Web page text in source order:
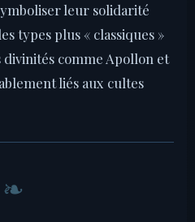
leur solidarité
types plus « classiques »
divinités comme Apollon et
liés aux cultes